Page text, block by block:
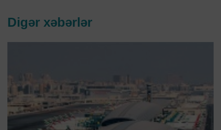
Digər xəbərlər